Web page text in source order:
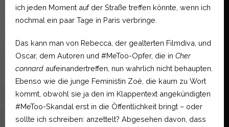
ich jeden Moment auf der Straße treffen könnte, wenn ich
nochmal ein paar Tage in Paris verbringe.
Das kann man von Rebecca, der gealterten Filmdiva, und
Oscar, dem Autoren und #MeToo-Opfer, die in Cher
connard aufeinandertreffen, nun wahrlich nicht behaupten.
Ebenso wie die junge Feministin Zoé, die kaum zu Wort
kommt, obwohl sie ja den im Klappentext angekündigten
#MeToo-Skandal erst in die Öffentlichkeit bringt – oder
sollte ich schreiben: anzettelt? Abgesehen davon, dass